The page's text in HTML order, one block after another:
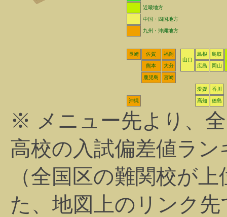
近畿地方
中国・四国地方
九州・沖縄地方
長崎 佐賀
福岡
山口
島根
鳥取
熊本
大分 広島 岡山
鹿児島 宮崎
愛媛 香川
沖縄 高知 徳島
※ メニュー先より、
高校の入試偏差値ラ
（全国区の難関校が
た、地図上のリンク